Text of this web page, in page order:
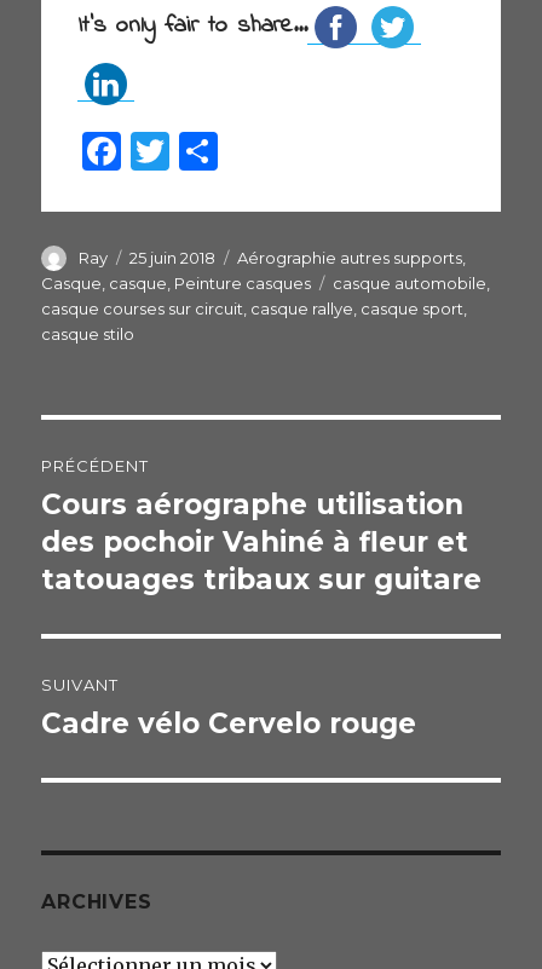
It's only fair to share...
F
c
e
b
o
k
T
itt
er
ta
g
er
Auteur
Ray
Publié
le
25 juin 2018 Catégories
Aérographie autres supports
Casque casque Peinture casques Étiquettes
casque automobile
casque courses sur circuit casque rallye casque sport
casque stilo
de
l’article
PRÉCÉDENT
Publication
précédente :
Cours aérographe utilisation
des pochoir Vahiné à fleur et
tatouages tribaux sur guitare
SUIVANT
Publication
Cadre vélo Cervelo rouge
ARCHIVES